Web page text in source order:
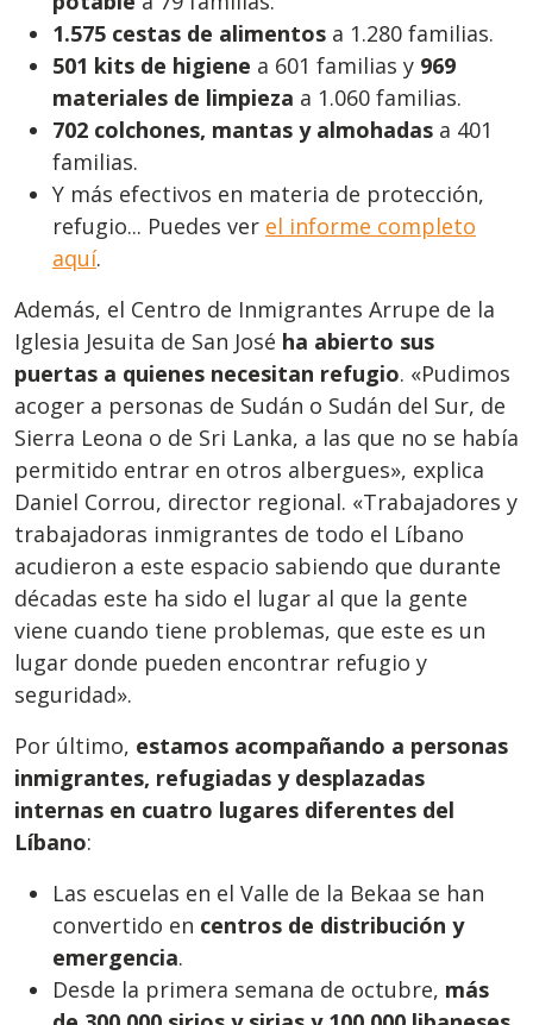
1.575 cestas de alimentos a 1.280 familias.
501 kits de higiene a 601 familias y 969
materiales de limpieza a 1.060 familias.
702 colchones, mantas y almohadas a 401
familias.
Y más efectivos en materia de protección,
refugio... Puedes ver el informe completo
aquí.
Además, el Centro de Inmigrantes Arrupe de la
Iglesia Jesuita de San José ha abierto sus
puertas a quienes necesitan refugio. «Pudimos
acoger a personas de Sudán o Sudán del Sur, de
Sierra Leona o de Sri Lanka, a las que no se había
permitido entrar en otros albergues», explica
Daniel Corrou, director regional. «Trabajadores y
trabajadoras inmigrantes de todo el Líbano
acudieron a este espacio sabiendo que durante
décadas este ha sido el lugar al que la gente
viene cuando tiene problemas, que este es un
lugar donde pueden encontrar refugio y
seguridad».
Por último, estamos acompañando a personas
inmigrantes, refugiadas y desplazadas
internas en cuatro lugares diferentes del
Líbano:
Las escuelas en el Valle de la Bekaa se han
convertido en centros de distribución y
emergencia.
Desde la primera semana de octubre, más